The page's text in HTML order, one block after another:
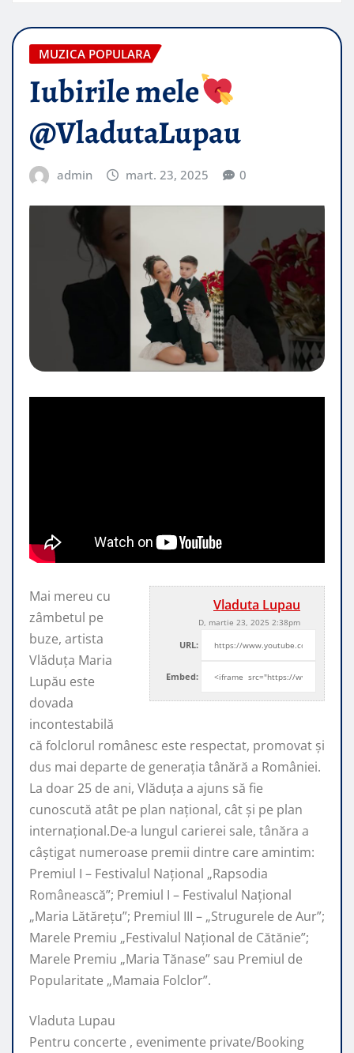
MUZICA POPULARA
Iubirile mele
@VladutaLupau
admin mart. 23, 2025 0
Vladuta Lupau
D, martie 23, 2025 2:38pm
URL:
Embed:
Mai mereu cu
zâmbetul pe
buze, artista
Vlăduța Maria
Lupău este
dovada
incontestabilă
că folclorul românesc este respectat, promovat şi
dus mai departe de generaţia tânără a României.
La doar 25 de ani, Vlăduța a ajuns să fie
cunoscută atât pe plan naţional, cât şi pe plan
internaţional.De-a lungul carierei sale, tânăra a
câştigat numeroase premii dintre care amintim:
Premiul I – Festivalul Național „Rapsodia
Românească”; Premiul I – Festivalul Național
„Maria Lătărețu”; Premiul III – „Strugurele de Aur”;
Marele Premiu „Festivalul Național de Cătănie”;
Marele Premiu „Maria Tănase” sau Premiul de
Popularitate „Mamaia Folclor”.
Vladuta Lupau
Pentru concerte , evenimente private/Booking